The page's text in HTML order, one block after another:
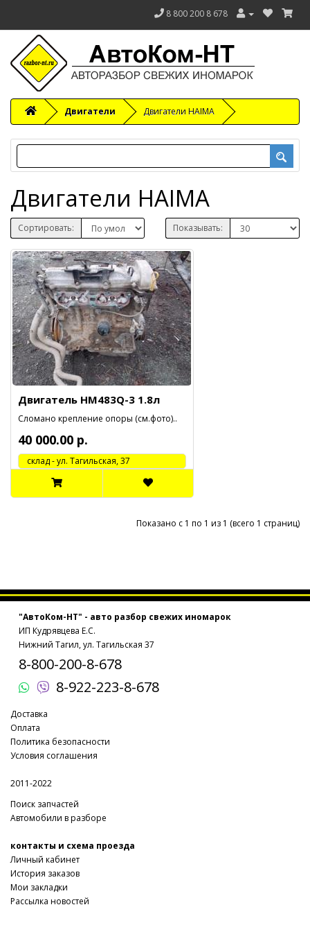
8 800 200 8 678
Двигатели Двигатели HAIMA
Двигатели HAIMA
Сортировать: Показывать:
Двигатель HM483Q-3 1.8л
Сломано крепление опоры (см.фото)..
40 000.00 р.
cклад - ул. Тагильская, 37
Показано с 1 по 1 из 1 (всего 1 страниц)
"АвтоКом-НТ" - авто разбор свежих иномарок
ИП Кудрявцева Е.С.
Нижний Тагил, ул. Тагильская 37
8-800-200-8-678
8-922-223-8-678
Доставка
Оплата
Политика безопасности
Условия соглашения
2011-2022
Поиск запчастей
Автомобили в разборе
контакты и схема проезда
Личный кабинет
История заказов
Мои закладки
Рассылка новостей